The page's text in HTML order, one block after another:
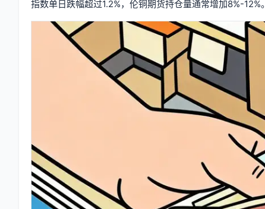
指数单日跌幅超过1.2%，伦铜期货持仓量通常增加8%-12%。